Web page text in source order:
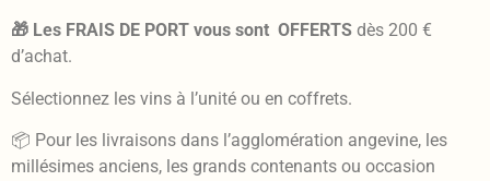
🎁 Les FRAIS DE PORT vous sont OFFERTS dès 200 €
d’achat.
Sélectionnez les vins à l’unité ou en coffrets.
📦 Pour les livraisons dans l’agglomération angevine, les
millésimes anciens, les grands contenants ou occasion